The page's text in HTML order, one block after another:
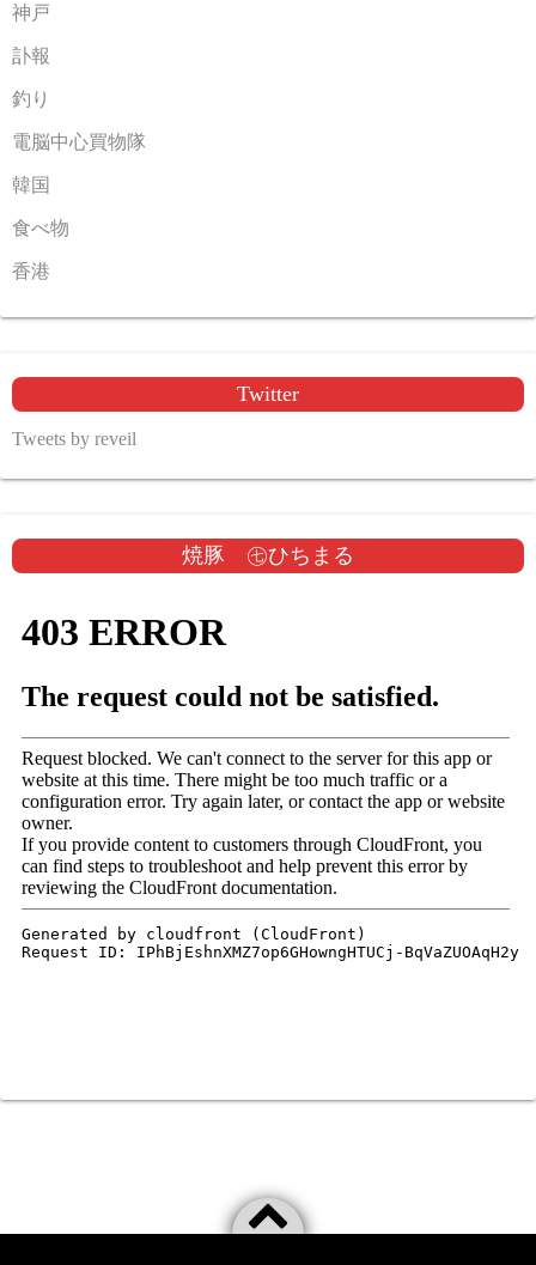
神戸
訃報
釣り
電脳中心買物隊
韓国
食べ物
香港
Twitter
Tweets by reveil
焼豚 ㊆ひちまる